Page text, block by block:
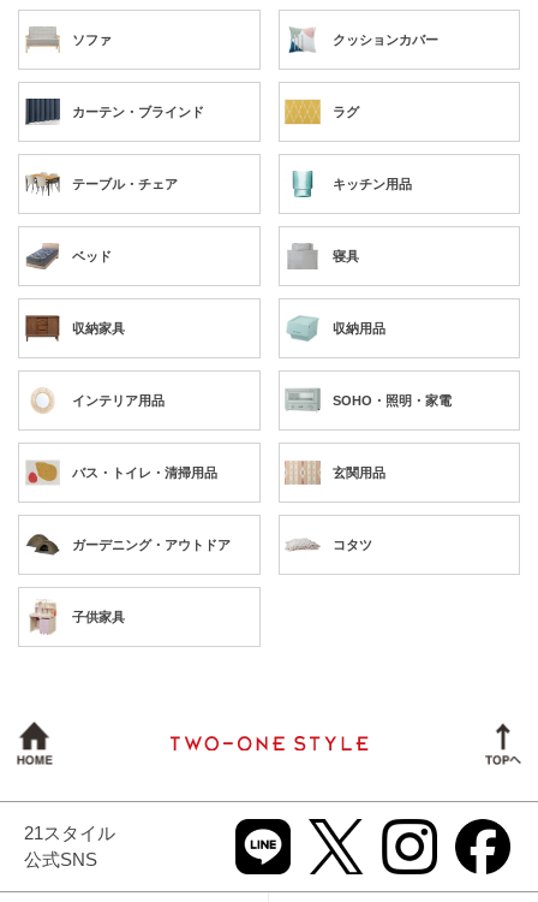
ソファ クッションカバー
カーテン・ブラインド ラグ
テーブル・チェア キッチン用品
ベッド 寝具
収納家具 収納用品
インテリア用品 SOHO・照明・家電
バス・トイレ・清掃用品 玄関用品
ガーデニング・アウトドア コタツ
子供家具
21スタイル
公式SNS